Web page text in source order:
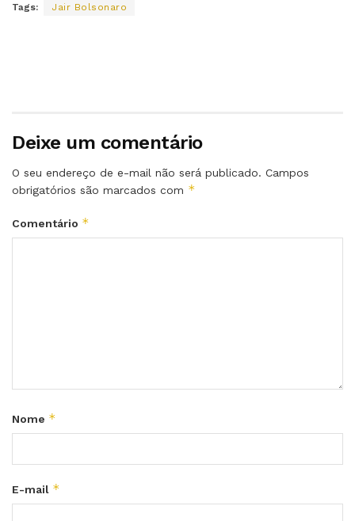
Tags: Jair Bolsonaro
Deixe um comentário
O seu endereço de e-mail não será publicado. Campos
obrigatórios são marcados com *
Comentário *
Nome *
E-mail *